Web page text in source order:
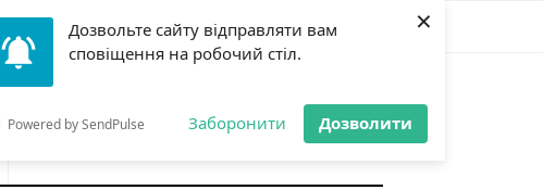
Дозвольте сайту відправляти вам
сповіщення на робочий стіл.
Powered by SendPulse Заборонити Дозволити
×
ОСТАННЯ НОВИНА
Gorilla і відповідальна гра:
чому ліміти важливі поруч із